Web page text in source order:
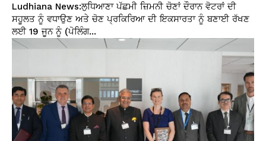
Ludhiana News:ਲੁਧਿਆਣਾ ਪੱਛਮੀ ਜ਼ਿਮਨੀ ਚੋਣਾਂ ਦੌਰਾਨ ਵੋਟਰਾਂ ਦੀ
ਸਹੂਲਤ ਨੂੰ ਵਧਾਉਣ ਅਤੇ ਚੋਣ ਪ੍ਰਕਿਰਿਆ ਦੀ ਇਕਸਾਰਤਾ ਨੂੰ ਬਣਾਈ ਰੱਖਣ
ਲਈ 19 ਜੂਨ ਨੂੰ (ਪੋਲਿੰਗ...